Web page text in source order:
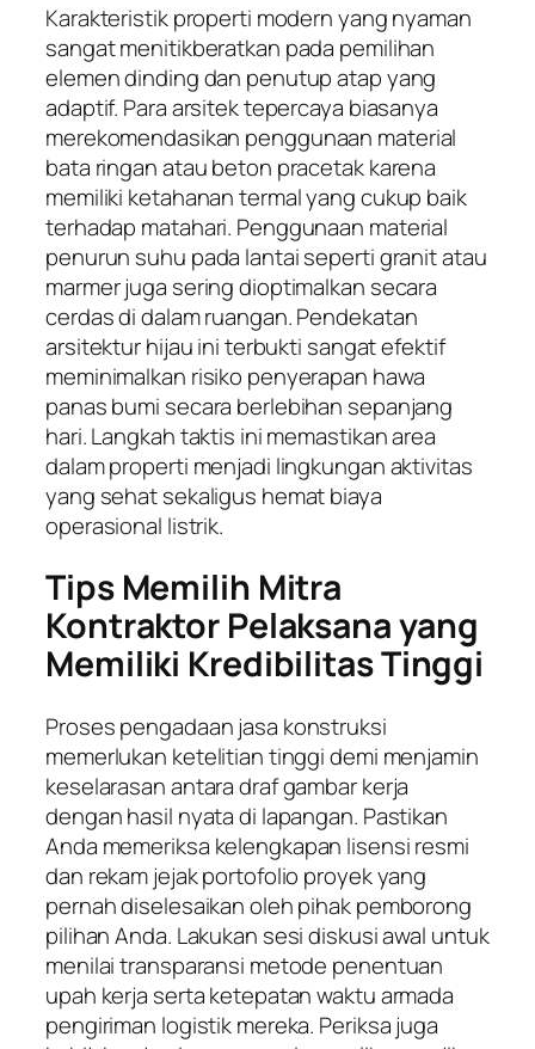
Karakteristik properti modern yang nyaman
sangat menitikberatkan pada pemilihan
elemen dinding dan penutup atap yang
adaptif. Para arsitek tepercaya biasanya
merekomendasikan penggunaan material
bata ringan atau beton pracetak karena
memiliki ketahanan termal yang cukup baik
terhadap matahari. Penggunaan material
penurun suhu pada lantai seperti granit atau
marmer juga sering dioptimalkan secara
cerdas di dalam ruangan. Pendekatan
arsitektur hijau ini terbukti sangat efektif
meminimalkan risiko penyerapan hawa
panas bumi secara berlebihan sepanjang
hari. Langkah taktis ini memastikan area
dalam properti menjadi lingkungan aktivitas
yang sehat sekaligus hemat biaya
operasional listrik.
Tips Memilih Mitra
Kontraktor Pelaksana yang
Memiliki Kredibilitas Tinggi
Proses pengadaan jasa konstruksi
memerlukan ketelitian tinggi demi menjamin
keselarasan antara draf gambar kerja
dengan hasil nyata di lapangan. Pastikan
Anda memeriksa kelengkapan lisensi resmi
dan rekam jejak portofolio proyek yang
pernah diselesaikan oleh pihak pemborong
pilihan Anda. Lakukan sesi diskusi awal untuk
menilai transparansi metode penentuan
upah kerja serta ketepatan waktu armada
pengiriman logistik mereka. Periksa juga